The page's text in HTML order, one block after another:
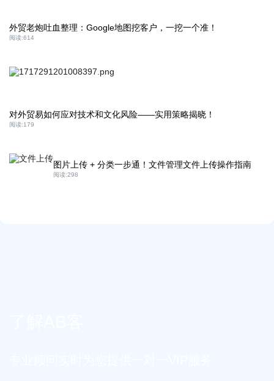
外贸老炮吐血整理：Google地图挖客户，一挖一个准！
阅读:614
对外贸易如何应对技术和文化风险——实用策略揭晓！
阅读:179
图片上传 + 分类一步通！文件管理文件上传操作指南
阅读:298